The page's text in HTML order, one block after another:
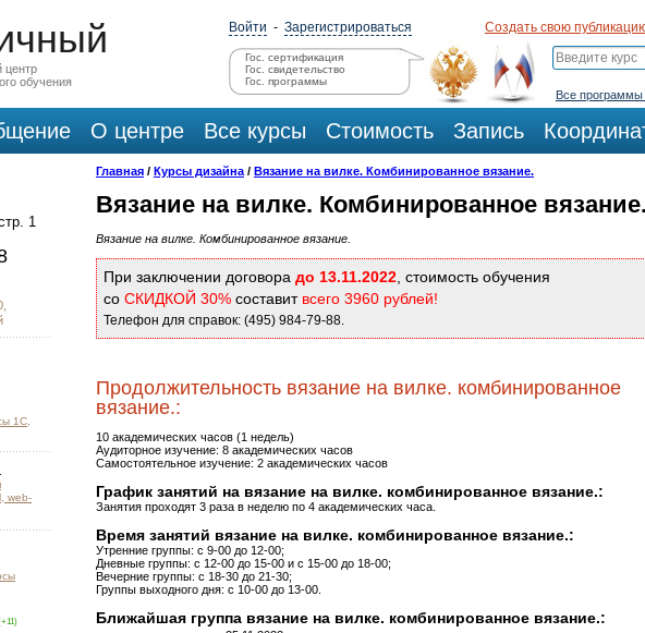
центр
обучения
Войти - Зарегистрироваться Создать свою
Гос. сертификация
Гос. свидетельство
Гос. программы
Все программы
О центре Все курсы Стоимость Запись
1
1С,
web-
Главная / Курсы дизайна / Вязание на вилке. Комбинированное вязание.
Вязание на вилке. Комбинированное вязание.
Вязание на вилке. Комбинированное вязание.
При заключении договора до 13.11.2022 , стоимость обучения
со СКИДКОЙ 30% составит всего 3960 рублей!
Телефон для справок: (495) 984-79-88.
Продолжительность вязание на вилке. комбинированное
вязание.:
10 академических часов (1 недель)
Аудиторное изучение: 8 академических часов
Самостоятельное изучение: 2 академических часов
График занятий на вязание на вилке. комбинированное вязание.:
Занятия проходят 3 раза в неделю по 4 академических часа.
Время занятий вязание на вилке. комбинированное вязание.:
Утренние группы: с 9-00 до 12-00;
Дневные группы: с 12-00 до 15-00 и с 15-00 до 18-00;
Вечерние группы: с 18-30 до 21-30;
Группы выходного дня: с 10-00 до 13-00.
Ближайшая группа вязание на вилке. комбинированное вязание.: